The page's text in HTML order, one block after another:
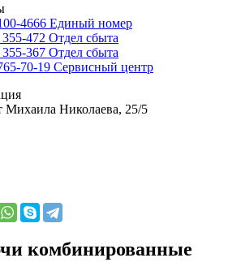
4666 Единый номер
472 Отдел сбыта
367 Отдел сбыта
70-19 Сервисный центр
Михаила Николаева, 25/5
комбинированные